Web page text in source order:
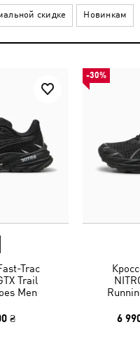
скидке Новинкам
Trac
Trail
Men
₴
-30%
6